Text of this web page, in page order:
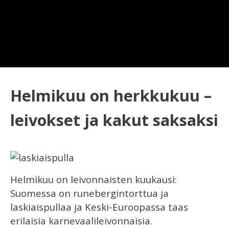
Helmikuu on herkkukuu –
leivokset ja kakut saksaksi
Helmikuu on leivonnaisten kuukausi:
Suomessa on runebergintorttua ja
laskiaispullaa ja Keski-Euroopassa taas
erilaisia karnevaalileivonnaisia.